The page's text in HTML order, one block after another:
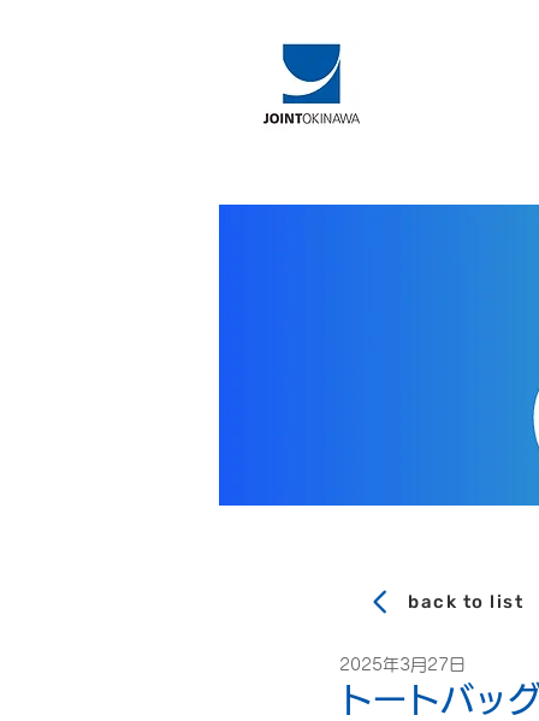
back to list
トートバッ
2025年3月27日